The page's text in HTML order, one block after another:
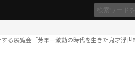
る展覧会「芳年ー激動の時代を生きた鬼才浮世